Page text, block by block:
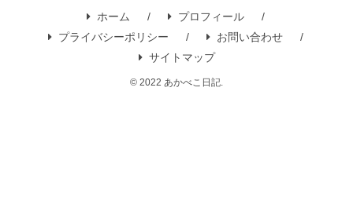
ホーム
プロフィール
プライバシーポリシー
お問い合わせ
サイトマップ
© 2022 あかべこ日記.